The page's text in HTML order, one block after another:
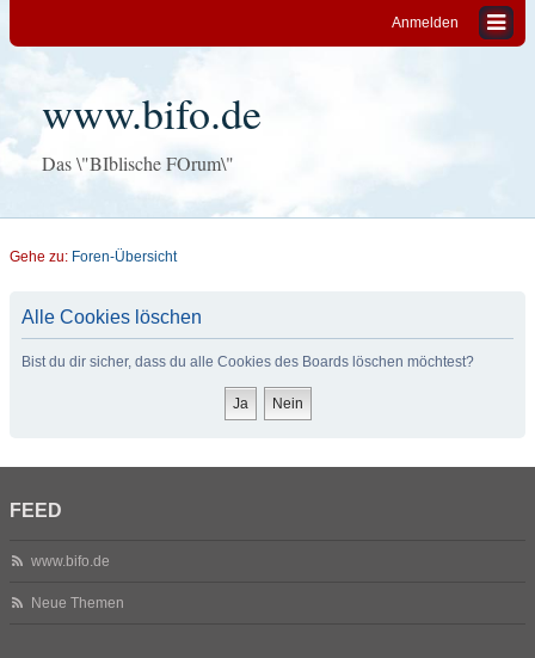
Anmelden
www.bifo.de
Das \"BIblische FOrum\"
Gehe zu: Foren-Übersicht
Alle Cookies löschen
Bist du dir sicher, dass du alle Cookies des Boards löschen möchtest?
FEED
www.bifo.de
Neue Themen